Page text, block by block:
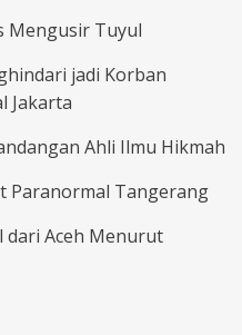
Mengusir Tuyul
jadi Korban
Jakarta
Ahli Ilmu Hikmah
Paranormal Tangerang
dari Aceh Menurut